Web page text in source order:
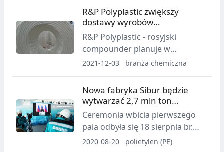
Moskwie.
R&P Polyplastic zwiększy
dostawy wyrobów
wzmocnionych włóknem
szklanym
R&P Polyplastic - rosyjski
compounder planuje w
najbliższych miesiącach
wzmocnionych włóknem
szklanym zarówno na rynek
krajowy, jak i europejski.
2021-12-03 branża chemiczna
Nowa fabryka Sibur będzie
wytwarzać 2,7 mln ton
poliolefin rocznie
Ceremonia wbicia pierwszego
pala odbyła się 18 sierpnia br.
położonym około 8 tysięcy km
2020-08-20 polietylen (PE)